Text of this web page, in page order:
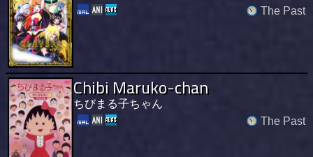
The Past
Chibi Maruko-chan
ちびまる子ちゃん
The Past